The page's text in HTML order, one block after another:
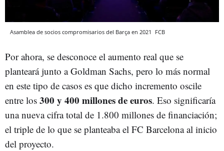
Asamblea de socios compromisarios del Barça en 2021 FCB
Por ahora, se desconoce el aumento real que se
planteará junto a Goldman Sachs, pero lo más normal
en este tipo de casos es que dicho incremento oscile
entre los 300 y 400 millones de euros. Eso significaría
una nueva cifra total de 1.800 millones de financiación;
el triple de lo que se planteaba el FC Barcelona al inicio
del proyecto.